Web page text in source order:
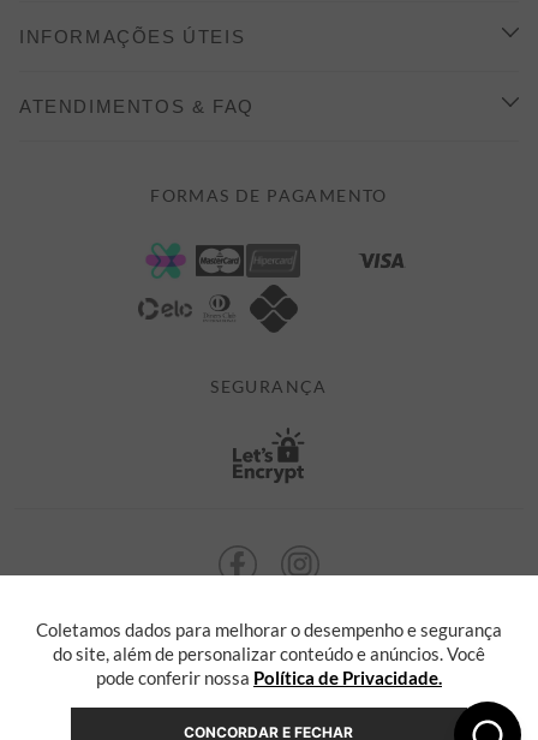
Coletamos dados para melhorar o desempenho e segurança
do site, além de personalizar conteúdo e anúncios. Você
pode conferir nossa Política de Privacidade.
CONCORDAR E FECHAR
CONHEÇA A ALEATORY
INFORMAÇÕES ÚTEIS
FORMAS DE PAGAMENTO
POLÍTICA DE PRIVACIDADE
ATENDIMENTOS & FAQ
ATENDIMENTO@ALEATORYSTORE.COM.BR
FORMAS DE PAGAMENTO
SEGURANÇA
ALEATORY @ 2013 TODOS OS DIREITOS RESERVADOS. Radasha Comércio
Eletrônico e Serviços Ltda, com sede na Rua F, nº 329, LT12 QDXI
Serra, Espírito Santo - ES, inscrita no CNPJ sob o nº 55.871.646/0001-36